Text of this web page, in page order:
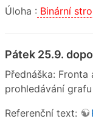
Úloha : Binární
Pátek 25.9.
Přednáška:
prohledávání
Referenční text: